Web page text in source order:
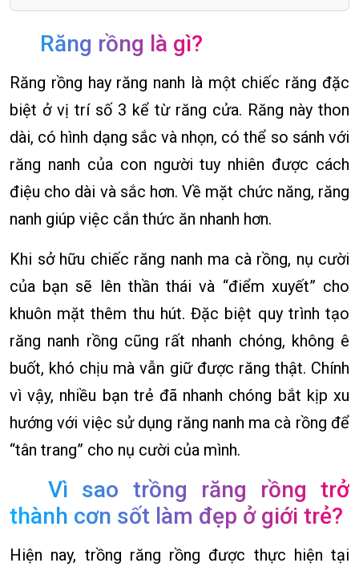
Răng rồng là gì?
Răng rồng hay răng nanh là một chiếc răng đặc
biệt ở vị trí số 3 kể từ răng cửa. Răng này thon
dài, có hình dạng sắc và nhọn, có thể so sánh với
răng nanh của con người tuy nhiên được cách
điệu cho dài và sắc hơn. Về mặt chức năng, răng
nanh giúp việc cắn thức ăn nhanh hơn.
Khi sở hữu chiếc răng nanh ma cà rồng, nụ cười
của bạn sẽ lên thần thái và “điểm xuyết” cho
khuôn mặt thêm thu hút. Đặc biệt quy trình tạo
răng nanh rồng cũng rất nhanh chóng, không ê
buốt, khó chịu mà vẫn giữ được răng thật. Chính
vì vậy, nhiều bạn trẻ đã nhanh chóng bắt kịp xu
hướng với việc sử dụng răng nanh ma cà rồng để
“tân trang” cho nụ cười của mình.
Vì sao trồng răng rồng trở
thành cơn sốt làm đẹp ở giới trẻ?
Hiện nay, trồng răng rồng được thực hiện tại